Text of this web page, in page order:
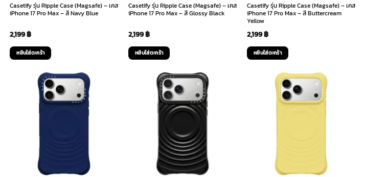
Casetify รุ่น Ripple Case (Magsafe) – เคส
iPhone 17 Pro Max – สี Navy Blue
2,199฿
หยิบใส่ตะกร้า
Casetify รุ่น Ripple Case (Magsafe) – เคส
iPhone 17 Pro Max – สี Glossy Black
2,199฿
หยิบใส่ตะกร้า
Casetify รุ่น Ripple Case (Magsafe) – เคส
iPhone 17 Pro Max – สี Buttercream
Yellow
2,199฿
หยิบใส่ตะกร้า